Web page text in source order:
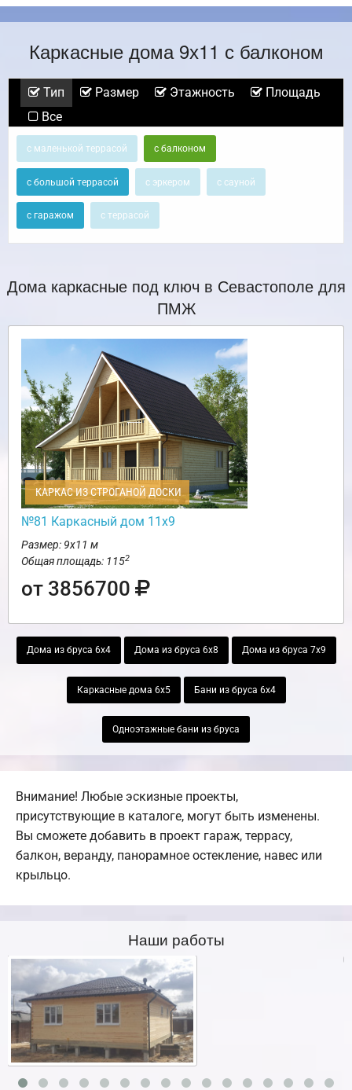
Каркасные дома 9х11 с балконом
Тип Размер Этажность
Площадь
Все
с маленькой террасой с балконом
с большой террасой с эркером с сауной
с гаражом с террасой
Дома каркасные под ключ в Севастополе для
ПМЖ
КАРКАС ИЗ СТРОГАНОЙ ДОСКИ
№81 Каркасный дом 11х9
Размер: 9х11 м
Общая площадь: 1152
от 3856700
Дома из бруса 6х4 Дома из бруса 6х8 Дома из бруса 7х9
Каркасные дома 6х5 Бани из бруса 6х4
Одноэтажные бани из бруса
Внимание! Любые эскизные проекты,
присутствующие в каталоге, могут быть изменены.
Вы сможете добавить в проект гараж, террасу,
балкон, веранду, панорамное остекление, навес или
крыльцо.
Наши работы